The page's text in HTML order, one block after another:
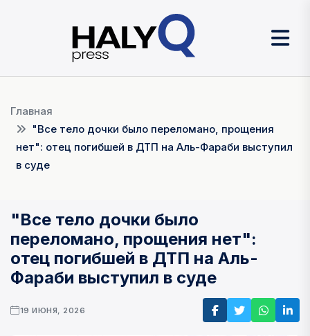
Главная
"Все тело дочки было переломано, прощения
нет": отец погибшей в ДТП на Аль-Фараби выступил
в суде
"Все тело дочки было
переломано, прощения нет":
отец погибшей в ДТП на Аль-
Фараби выступил в суде
19 ИЮНЯ, 2026